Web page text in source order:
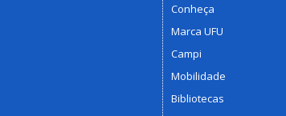
Conheça
Marca UFU
Campi
Mobilidade
Bibliotecas